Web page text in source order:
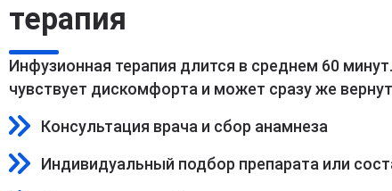
терапия
Инфузионная терапия длится в среднем 60
чувствует дискомфорта и может сразу же
Консультация врача и сбор анамнеза
Индивидуальный подбор препарата или